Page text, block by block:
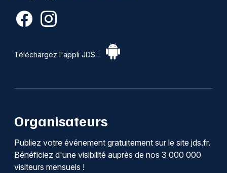
Téléchargez l'appli JDS :
Organisateurs
Publiez votre événement gratuitement sur le site jds.fr.
Bénéficiez d'une visibilité auprès de nos 3 000 000
visiteurs mensuels !